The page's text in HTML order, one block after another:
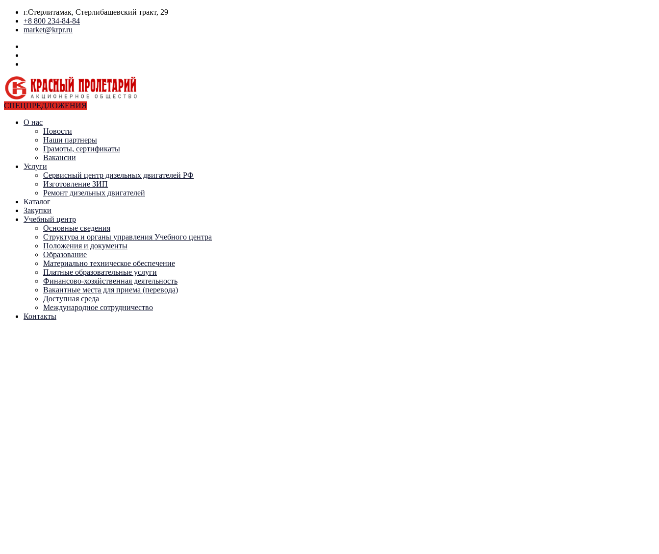
г.Стерлитамак, Стерлибашевский тракт, 29
+8 800 234-84-84
market@krpr.ru
СПЕЦПРЕДЛОЖЕНИЯ
О нас
Новости
Наши партнеры
Грамоты, сертификаты
Вакансии
Услуги
Сервисный центр дизельных двигателей РФ
Изготовление ЗИП
Ремонт дизельных двигателей
Каталог
Закупки
Учебный центр
Основные сведения
Структура и органы управления Учебного центра
Положения и документы
Образование
Материально техническое обеспечение
Платные образовательные услуги
Финансово-хозяйственная деятельность
Вакантные места для приема (перевода)
Доступная среда
Международное сотрудничество
Контакты